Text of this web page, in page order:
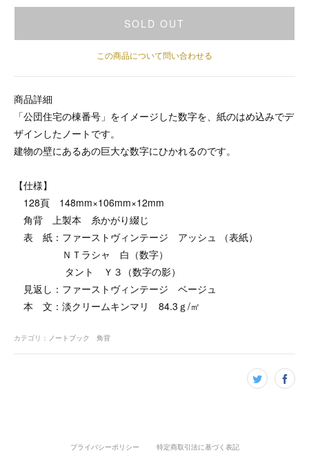
SOLD OUT
この商品について問い合わせる
商品詳細
「公団住宅の棟番号」をイメージした数字を、紙のはめ込みでデ
ザインしたノートです。
建物の壁にあるあの巨大な数字にひかれるのです。
【仕様】
128頁 148mm×106mm×12mm
角背 上製本 糸かがり綴じ
表 紙：ファーストヴィンテージ アッシュ （表紙）
ＮＴラシャ 白（数字）
タント Ｙ３（数字の影）
見返し：ファーストヴィンテージ ベージュ
本 文：淡クリームキンマリ 84.3ｇ/㎡
カテゴリ ： ノートブック 角背
プライバシーポリシー 特定商取引法に基づく表記